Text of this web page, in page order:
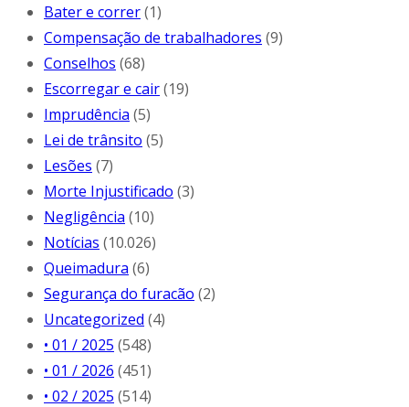
Bater e correr(1)
Compensação de trabalhadores (9)
Conselhos (68)
Escorregar e cair(19)
Imprudência (5)
Lei de trânsito (5)
Lesões (7)
Morte Injustificado (3)
Negligência (10)
Notícias (10.026)
Queimadura (6)
Segurança do furacão (2)
Uncategorized (4)
• 01 / 2025 (548)
• 01 / 2026 (451)
• 02 / 2025 (514)